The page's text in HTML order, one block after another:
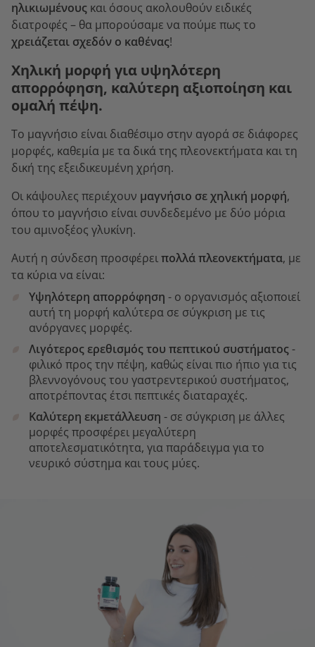
ηλικιωμένους και όσους ακολουθούν ειδικές
διατροφές – θα μπορούσαμε να πούμε πως το
χρειάζεται σχεδόν ο καθένας!
Χηλική μορφή για υψηλότερη
απορρόφηση, καλύτερη αξιοποίηση και
ομαλή πέψη.
Το μαγνήσιο είναι διαθέσιμο στην αγορά σε διάφορες
μορφές, καθεμία με τα δικά της πλεονεκτήματα και τη
δική της εξειδικευμένη χρήση.
Οι κάψουλες περιέχουν μαγνήσιο σε χηλική μορφή,
όπου το μαγνήσιο είναι συνδεδεμένο με δύο μόρια
του αμινοξέος γλυκίνη.
Αυτή η σύνδεση προσφέρειπολλά πλεονεκτήματα, με
τα κύρια να είναι:
Υψηλότερη απορρόφηση - ο οργανισμός αξιοποιεί
αυτή τη μορφή καλύτερα σε σύγκριση με τις
ανόργανες μορφές.
Λιγότερος ερεθισμός του πεπτικού συστήματος -
φιλικό προς την πέψη, καθώς είναι πιο ήπιο για τις
βλεννογόνους του γαστρεντερικού συστήματος,
αποτρέποντας έτσι πεπτικές διαταραχές.
Καλύτερη εκμετάλλευση - σε σύγκριση με άλλες
μορφές προσφέρει μεγαλύτερη
αποτελεσματικότητα, για παράδειγμα για το
νευρικό σύστημα και τους μύες.